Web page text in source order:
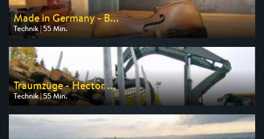
Made in Germany - B...
Technik | 55 Min.
Ausgestrahlt von N24 Doku
am 09.08.2026, 14:00
Traumzüge - Hector ...
Technik | 55 Min.
Ausgestrahlt von N24 Doku
am 09.08.2026, 08:50